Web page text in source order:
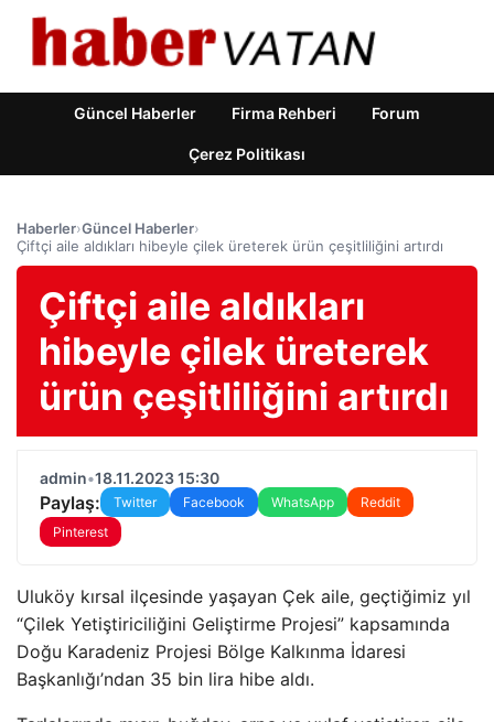
Güncel Haberler Firma Rehberi Forum
Çerez Politikası
Haberler›Güncel Haberler›
Çiftçi aile aldıkları hibeyle çilek üreterek ürün çeşitliliğini artırdı
Çiftçi aile aldıkları
hibeyle çilek üreterek
ürün çeşitliliğini artırdı
admin•18.11.2023 15:30
Paylaş: Twitter Facebook WhatsApp
Reddit
Pinterest
Uluköy kırsal ilçesinde yaşayan Çek aile, geçtiğimiz yıl
“Çilek Yetiştiriciliğini Geliştirme Projesi” kapsamında
Doğu Karadeniz Projesi Bölge Kalkınma İdaresi
Başkanlığı’ndan 35 bin lira hibe aldı.